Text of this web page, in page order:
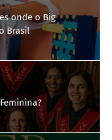
onde o Big
Brasil